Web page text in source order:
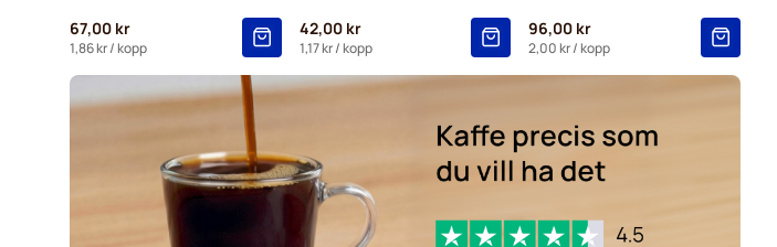
67,00 kr
1,86 kr/ kopp
42,00 kr
1,17 kr/ kopp
96,00 kr
2,00 kr/ kopp